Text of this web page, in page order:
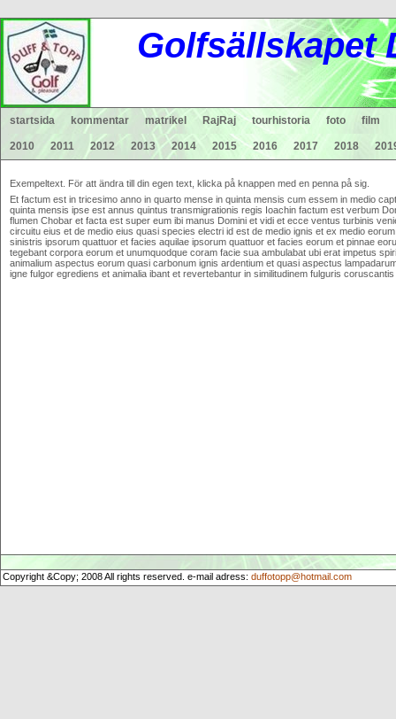
Golfsällskapet
startsida kommentar matrikel RajRaj tourhistoria foto film
2010 2011 2012 2013 2014 2015 2016 2017 2018
Exempeltext. För att ändra till din egen text, klicka på knappen med en penna på sig.
Et factum est in tricesimo anno in quarto mense in quinta mensis cum essem in medio
quinta mensis ipse est annus quintus transmigrationis regis Ioachin factum est verbum
flumen Chobar et facta est super eum ibi manus Domini et vidi et ecce ventus turbinis
circuitu eius et de medio eius quasi species electri id est de medio ignis et ex medio
sinistris ipsorum quattuor et facies aquilae ipsorum quattuor et facies eorum et pinnae
tegebant corpora eorum et unumquodque coram facie sua ambulabat ubi erat impetus
animalium aspectus eorum quasi carbonum ignis ardentium et quasi aspectus
igne fulgor egrediens et animalia ibant et revertebantur in similitudinem fulguris
Copyright &Copy; 2008 All rights reserved. e-mail adress: duffotopp@hotmail.com